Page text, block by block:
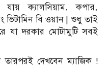
ক্যালসিয়াম‚ কপার‚
বি ওয়ান | শুধু তাই
যা দরকার মোটামুটি সবই
দেখবেন ম্যাজিক !